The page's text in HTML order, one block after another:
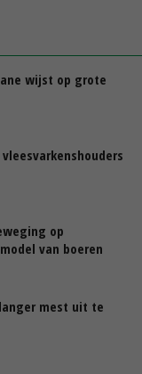
wijst op grote
op
van boeren
mest uit te